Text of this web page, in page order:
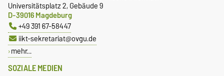
SOZIALE MEDIEN
Universitätsplatz 2, Gebäude 9
D-39016 Magdeburg
+49 391 67-58447
iikt-sekretariat@ovgu.de
mehr…